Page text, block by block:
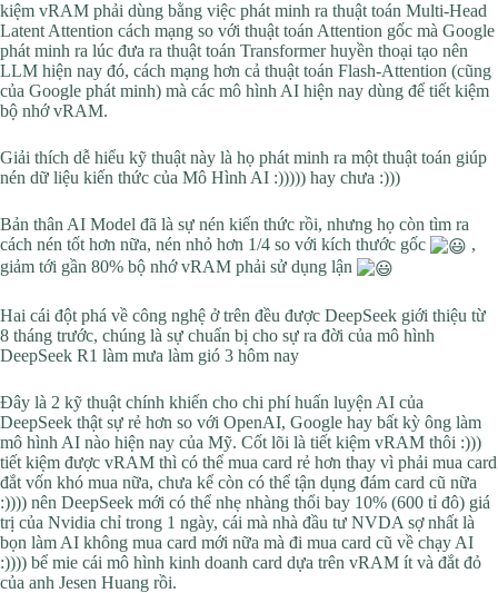
kiệm vRAM phải dùng bằng việc phát minh ra thuật toán Multi-Head
Latent Attention cách mạng so với thuật toán Attention gốc mà Google
phát minh ra lúc đưa ra thuật toán Transformer huyền thoại tạo nên
LLM hiện nay đó, cách mạng hơn cả thuật toán Flash-Attention (cũng
của Google phát minh) mà các mô hình AI hiện nay dùng để tiết kiệm
bộ nhớ vRAM.
Giải thích dễ hiểu kỹ thuật này là họ phát minh ra một thuật toán giúp
nén dữ liệu kiến thức của Mô Hình AI :))))) hay chưa :)))
Bản thân AI Model đã là sự nén kiến thức rồi, nhưng họ còn tìm ra
cách nén tốt hơn nữa, nén nhỏ hơn 1/4 so với kích thước gốc
,
giảm tới gần 80% bộ nhớ vRAM phải sử dụng lận
Hai cái đột phá về công nghệ ở trên đều được DeepSeek giới thiệu từ
8 tháng trước, chúng là sự chuẩn bị cho sự ra đời của mô hình
DeepSeek R1 làm mưa làm gió 3 hôm nay
Đây là 2 kỹ thuật chính khiến cho chi phí huấn luyện AI của
DeepSeek thật sự rẻ hơn so với OpenAI, Google hay bất kỳ ông làm
mô hình AI nào hiện nay của Mỹ. Cốt lõi là tiết kiệm vRAM thôi :)))
tiết kiệm được vRAM thì có thể mua card rẻ hơn thay vì phải mua card
đắt vốn khó mua nữa, chưa kể còn có thể tận dụng đám card cũ nữa
:)))) nên DeepSeek mới có thể nhẹ nhàng thổi bay 10% (600 tỉ đô) giá
trị của Nvidia chỉ trong 1 ngày, cái mà nhà đầu tư NVDA sợ nhất là
bọn làm AI không mua card mới nữa mà đi mua card cũ về chạy AI
:)))) bể mie cái mô hình kinh doanh card dựa trên vRAM ít và đắt đỏ
của anh Jesen Huang rồi.